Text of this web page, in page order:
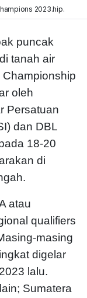
2023.hip.
puncak
tanah air
oleh
Persatuan
dan DBL
18-20
di
atau
qualifiers
masing
digelar
lalu.
Sumatera